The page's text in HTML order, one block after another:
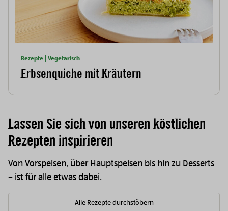
Rezepte | Vegetarisch
Erbsenquiche mit Kräutern
Lassen Sie sich von unseren köstlichen
Rezepten inspirieren
Von Vorspeisen, über Hauptspeisen bis hin zu Desserts
– ist für alle etwas dabei.
Alle Rezepte durchstöbern